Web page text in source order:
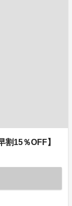
割15％OFF】